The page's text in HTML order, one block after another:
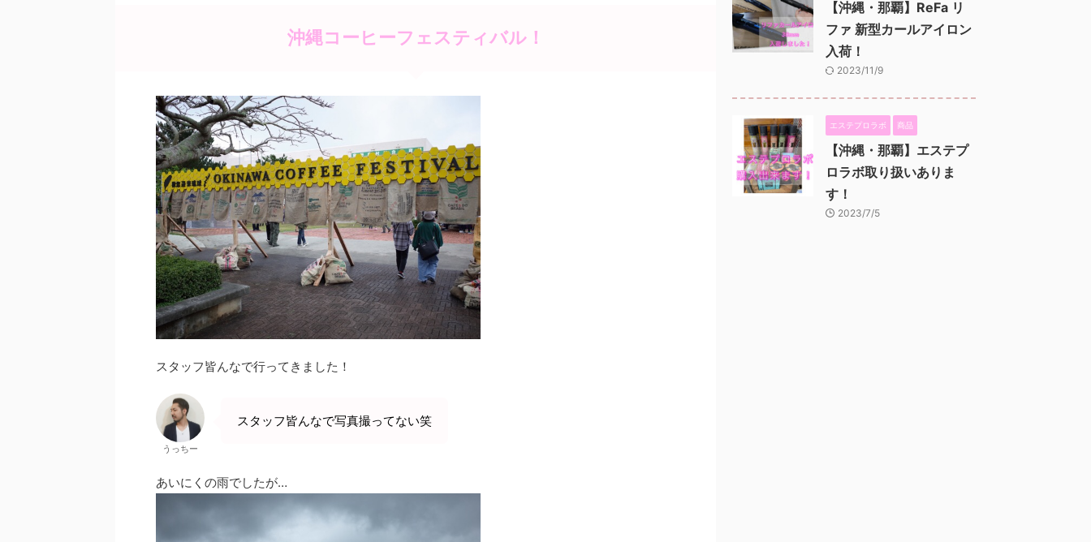
o
k
st
沖縄コーヒーフェスティバル！
スタッフ皆んなで行ってきました！
うっちー
スタッフ皆んなで写真撮ってない笑
あいにくの雨でしたが…
【沖縄・那覇】ReFa リ
ファ 新型カールアイロン
入荷！
2023/11/9
エステプロラボ 商品
【沖縄・那覇】エステプ
ロラボ取り扱いありま
す！
2023/7/5